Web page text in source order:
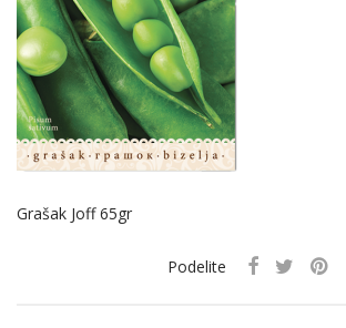
Grašak Joff 65gr
Podelite